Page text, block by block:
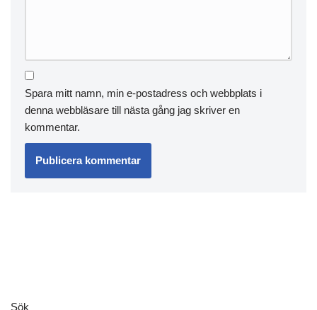
Spara mitt namn, min e-postadress och webbplats i
denna webbläsare till nästa gång jag skriver en
kommentar.
Sök